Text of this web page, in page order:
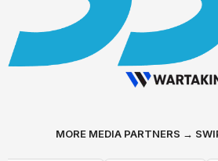
MORE MEDIA PARTNERS →